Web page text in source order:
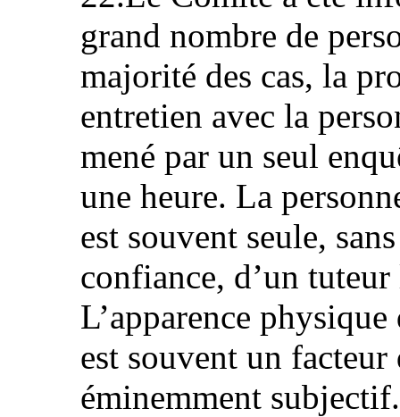
grand nombre de
majorité des cas, la
entretien avec la
mené par un seul
une heure. La
est souvent seule,
confiance, d’un
L’apparence
est souvent un
éminemment subjectif.